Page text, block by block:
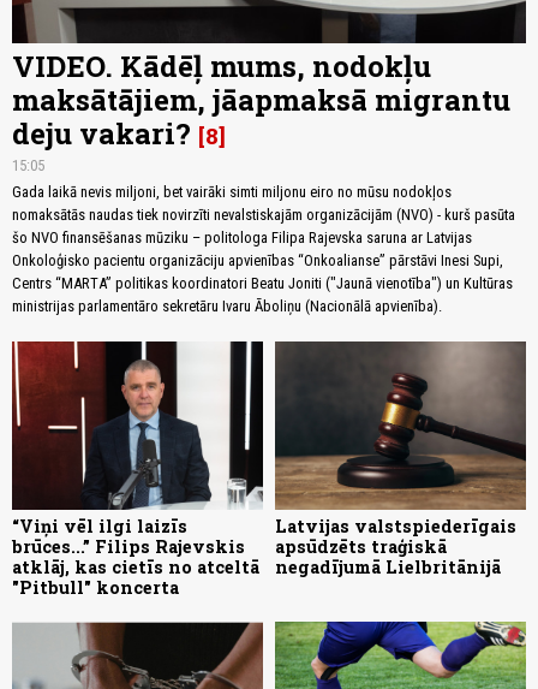
VIDEO. Kādēļ mums, nodokļu
maksātājiem, jāapmaksā migrantu
deju vakari? 8
15:05
Gada laikā nevis miljoni, bet vairāki simti miljonu eiro no mūsu nodokļos
nomaksātās naudas tiek novirzīti nevalstiskajām organizācijām (NVO) - kurš pasūta
šo NVO finansēšanas mūziku – politologa Filipa Rajevska saruna ar Latvijas
Onkoloģisko pacientu organizāciju apvienības “Onkoalianse” pārstāvi Inesi Supi,
Centrs “MARTA” politikas koordinatori Beatu Joniti ("Jaunā vienotība") un Kultūras
ministrijas parlamentāro sekretāru Ivaru Āboliņu (Nacionālā apvienība).
“Viņi vēl ilgi laizīs
brūces...” Filips Rajevskis
atklāj, kas cietīs no atceltā
"Pitbull" koncerta
Latvijas valstspiederīgais
apsūdzēts traģiskā
negadījumā Lielbritānijā